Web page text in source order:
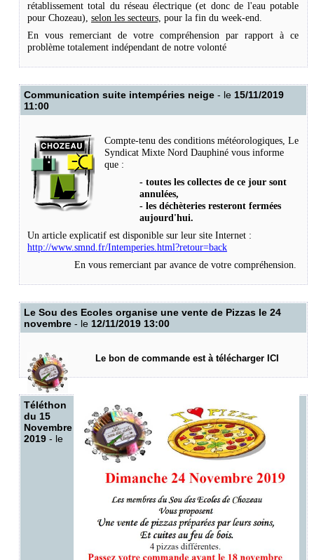
rétablissement total du réseau électrique (et donc de l'eau potable
pour Chozeau), selon les secteurs, pour la fin du week-end.
En vous remerciant de votre compréhension par rapport à ce
problème totalement indépendant de notre volonté
Communication suite intempéries neige - le 15/11/2019
11:00
Compte-tenu des conditions météorologiques, Le
Syndicat Mixte Nord Dauphiné vous informe
que :
- toutes les collectes de ce jour sont
annulées,
- les déchèteries resteront fermées
aujourd'hui.
Un article explicatif est disponible sur leur site Internet :
http://www.smnd.fr/Intemperies.html?retour=back
En vous remerciant par avance de votre compréhension.
Le Sou des Ecoles organise une vente de Pizzas le 24
novembre - le 12/11/2019 13:00
Le bon de commande est à télécharger ICI
Téléthon
du 15
Novembre
2019 - le